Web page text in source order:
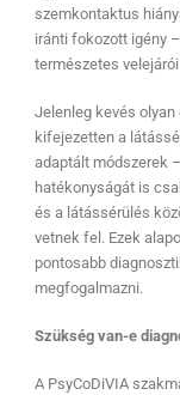
szemkontaktus
iránti fokozott igény
természetes
Jelenleg kevés
kifejezetten a
adaptált módszerek
hatékonyságát is
és a látássérülés
vetnek fel. Ezek
pontosabb
megfogalmazni.
Szükség van-e
A PsyCoDiVIA